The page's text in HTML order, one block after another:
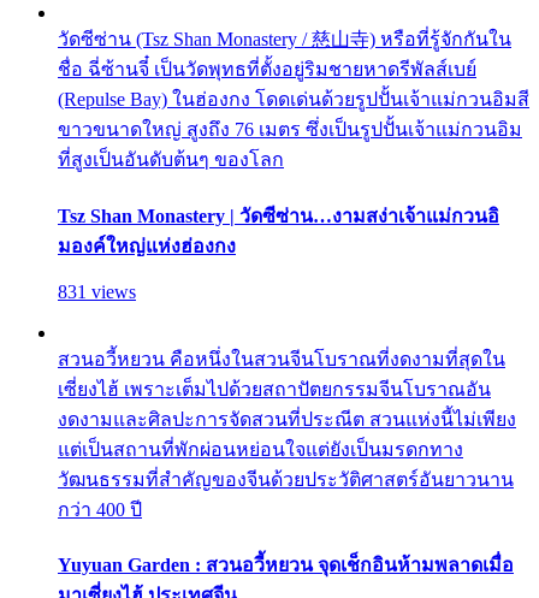
วัดซีซ่าน (Tsz Shan Monastery / 慈山寺) หรือที่รู้จักกันใน
ชื่อ ฉี่ซ้านจี๋ เป็นวัดพุทธที่ตั้งอยู่ริมชายหาดรีพัลส์เบย์
(Repulse Bay) ในฮ่องกง โดดเด่นด้วยรูปปั้นเจ้าแม่กวนอิมสี
ขาวขนาดใหญ่ สูงถึง 76 เมตร ซึ่งเป็นรูปปั้นเจ้าแม่กวนอิม
ที่สูงเป็นอันดับต้นๆ ของโลก
Tsz Shan Monastery | วัดซีซ่าน…งามสง่าเจ้าแม่กวนอิ
มองค์ใหญ่แห่งฮ่องกง
831 views
สวนอวี้หยวน คือหนึ่งในสวนจีนโบราณที่งดงามที่สุดใน
เซี่ยงไฮ้ เพราะเต็มไปด้วยสถาปัตยกรรมจีนโบราณอัน
งดงามและศิลปะการจัดสวนที่ประณีต สวนแห่งนี้ไม่เพียง
แต่เป็นสถานที่พักผ่อนหย่อนใจแต่ยังเป็นมรดกทาง
วัฒนธรรมที่สำคัญของจีนด้วยประวัติศาสตร์อันยาวนาน
กว่า 400 ปี
Yuyuan Garden : สวนอวี้หยวน จุดเช็กอินห้ามพลาดเมื่อ